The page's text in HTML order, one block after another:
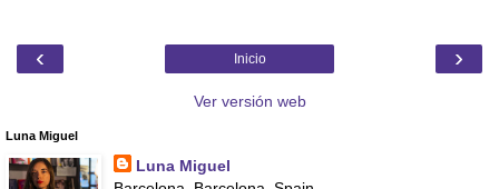
‹ ›
Inicio
Ver versión web
Luna Miguel
Luna Miguel